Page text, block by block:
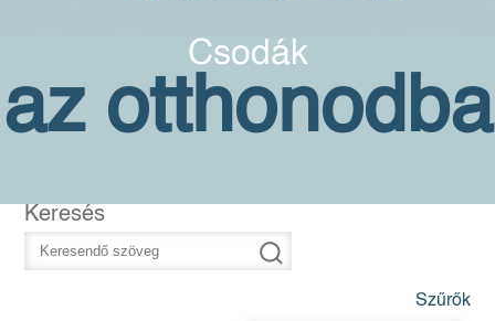
Csodák
az otthonodba
Keresés
Szűrők